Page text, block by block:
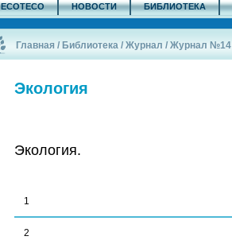
ECOTECO НОВОСТИ БИБЛИОТЕКА
Главная / Библиотека /Журнал /Журнал №14
Экология
Экология.
1
2